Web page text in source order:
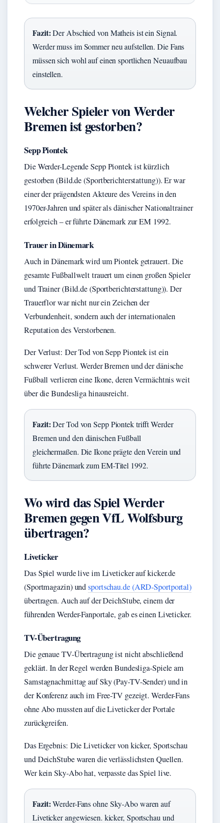
Fazit:Der Abschied von Matheis ist ein Signal.
Werder muss im Sommer neu aufstellen. Die Fans
müssen sich wohl auf einen sportlichen Neuaufbau
einstellen.
Welcher Spieler von Werder
Bremen ist gestorben?
Sepp Piontek
Die Werder-Legende Sepp Piontek ist kürzlich
gestorben (Bild.de (Sportberichterstattung)). Er war
einer der prägendsten Akteure des Vereins in den
1970er-Jahren und später als dänischer Nationaltrainer
erfolgreich – er führte Dänemark zur EM 1992.
Trauer in Dänemark
Auch in Dänemark wird um Piontek getrauert. Die
gesamte Fußballwelt trauert um einen großen Spieler
und Trainer (Bild.de (Sportberichterstattung)). Der
Trauerflor war nicht nur ein Zeichen der
Verbundenheit, sondern auch der internationalen
Reputation des Verstorbenen.
Der Verlust: Der Tod von Sepp Piontek ist ein
schwerer Verlust. Werder Bremen und der dänische
Fußball verlieren eine Ikone, deren Vermächtnis weit
über die Bundesliga hinausreicht.
Fazit:Der Tod von Sepp Piontek trifft Werder
Bremen und den dänischen Fußball
gleichermaßen. Die Ikone prägte den Verein und
führte Dänemark zum EM-Titel 1992.
Wo wird das Spiel Werder
Bremen gegen VfL Wolfsburg
übertragen?
Liveticker
Das Spiel wurde live im Liveticker auf kicker.de
(Sportmagazin) undsportschau.de (ARD-Sportportal)
übertragen. Auch auf der DeichStube, einem der
führenden Werder-Fanportale, gab es einen Liveticker.
TV-Übertragung
Die genaue TV-Übertragung ist nicht abschließend
geklärt. In der Regel werden Bundesliga-Spiele am
Samstagnachmittag auf Sky (Pay-TV-Sender) und in
der Konferenz auch im Free-TV gezeigt. Werder-Fans
ohne Abo mussten auf die Liveticker der Portale
zurückgreifen.
Das Ergebnis: Die Liveticker von kicker, Sportschau
und DeichStube waren die verlässlichsten Quellen.
Wer kein Sky-Abo hat, verpasste das Spiel live.
Fazit:Werder-Fans ohne Sky-Abo waren auf
Liveticker angewiesen. kicker, Sportschau und